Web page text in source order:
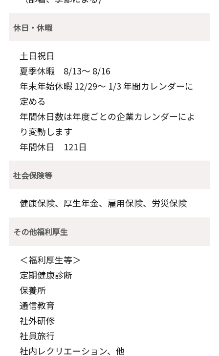
休日・休暇
土日祝日
夏季休暇 8/13～ 8/16
年末年始休暇 12/29～ 1/3 年間カレンダーに
定める
年間休日数は年度ごとの企業カレンダーによ
り変動します
年間休日 121日
社会保険等
健康保険、厚生年金、雇用保険、労災保険
その他福利厚生
＜福利厚生等＞
定期健康診断
保養所
通信教育
社外研修
社員旅行
社内レクリエーション、他